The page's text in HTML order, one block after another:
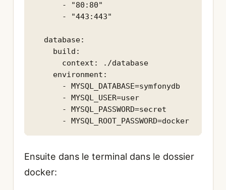
      - "80:80"
      - "443:443"
  database:
    build:
      context: ./database
    environment:
      - MYSQL_DATABASE=symfonydb
      - MYSQL_USER=user
      - MYSQL_PASSWORD=secret
      - MYSQL_ROOT_PASSWORD=docker
Ensuite dans le terminal dans le dossier
docker: